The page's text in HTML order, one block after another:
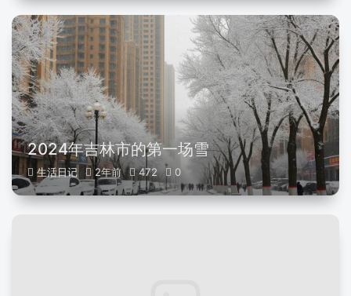
2024年吉林市的第一场雪
生活日记 2年前 472